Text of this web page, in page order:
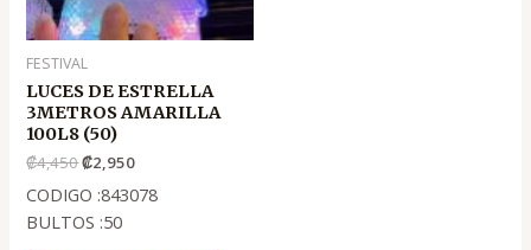
FESTIVAL
LUCES DE ESTRELLA
3METROS AMARILLA
100L8 (50)
₡4,450₡2,950
CODIGO :843078
BULTOS :50